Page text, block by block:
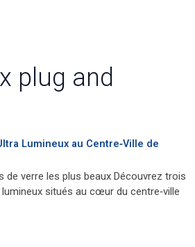
plug and
Lumineux au Centre‑Ville de
de verre les plus beaux Découvrez trois
situés au cœur du centre‑ville